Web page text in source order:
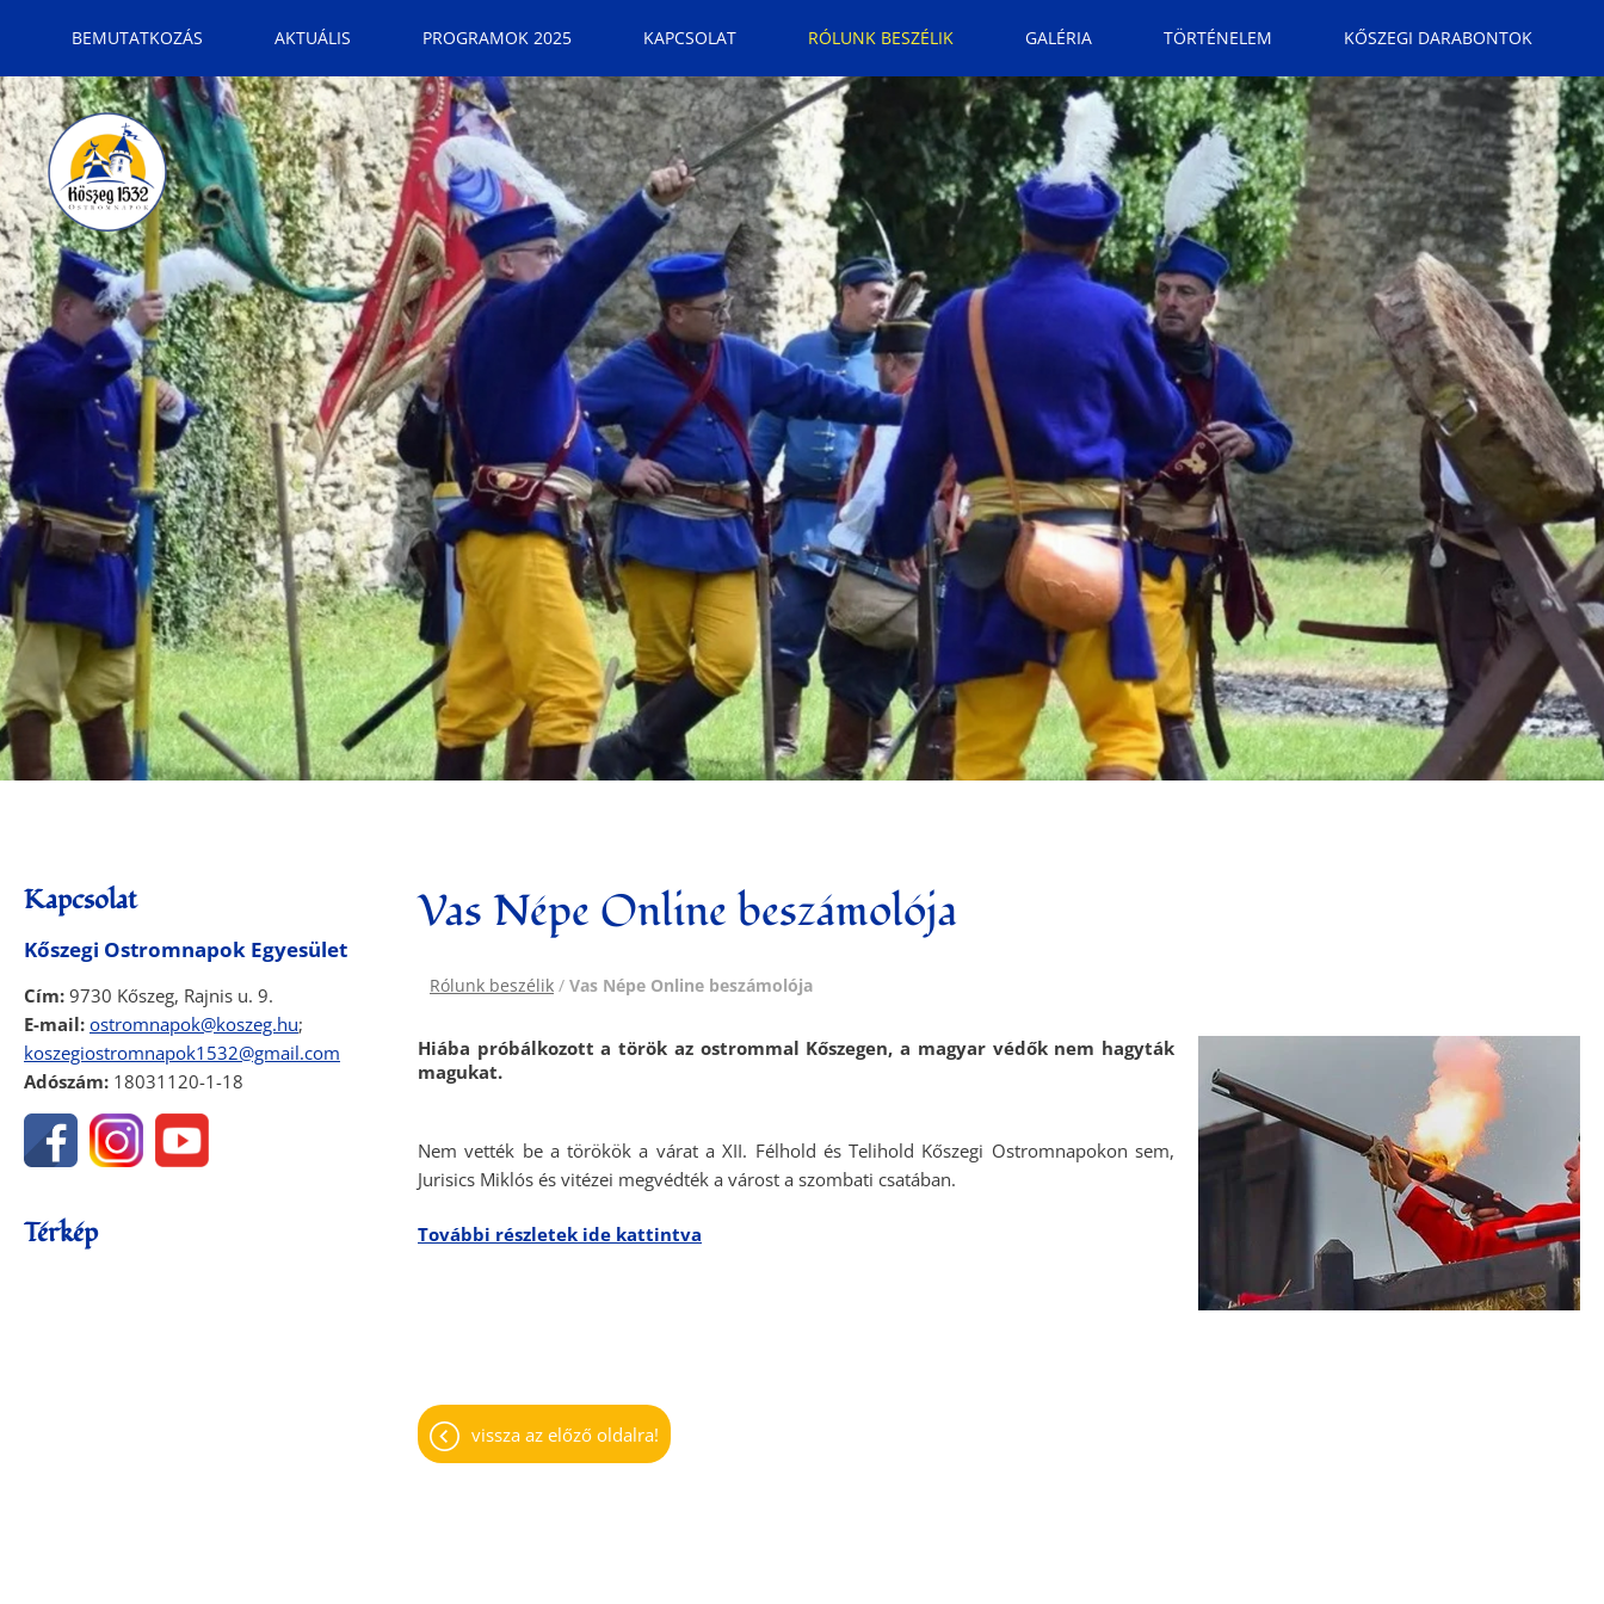
BEMUTATKOZÁS AKTUÁLIS PROGRAMOK 2025 KAPCSOLAT RÓLUNK BESZÉLIK GALÉRIA TÖRTÉNELEM KŐSZEGI DARABONTOK
Kapcsolat
Kőszegi Ostromnapok Egyesület
Cím: 9730 Kőszeg, Rajnis u. 9.
E-mail: ostromnapok@koszeg.hu;
koszegiostromnapok1532@gmail.com
Adószám: 18031120-1-18
Térkép
Vas Népe Online beszámolója
Rólunk beszélik / Vas Népe Online beszámolója
Hiába próbálkozott a török az ostrommal Kőszegen, a magyar védők nem hagyták
magukat.
Nem vették be a törökök a várat a XII. Félhold és Telihold Kőszegi Ostromnapokon sem,
Jurisics Miklós és vitézei megvédték a várost a szombati csatában.
További részletek ide kattintva
vissza az előző oldalra!